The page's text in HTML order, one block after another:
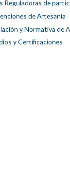
Reguladoras de
de Artesanía
y Normativa de
y Certificaciones